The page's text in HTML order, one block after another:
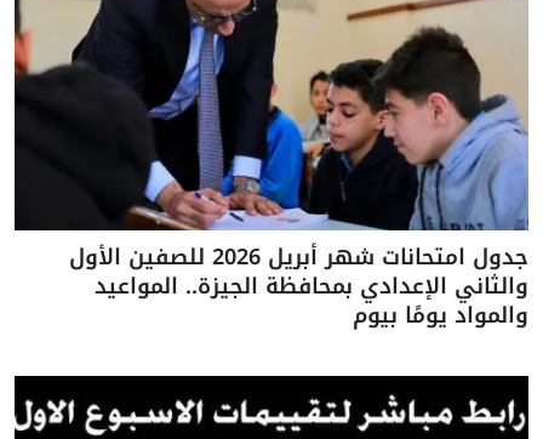
جدول امتحانات شهر أبريل 2026 للصفين الأول
والثاني الإعدادي بمحافظة الجيزة.. المواعيد
والمواد يومًا بيوم